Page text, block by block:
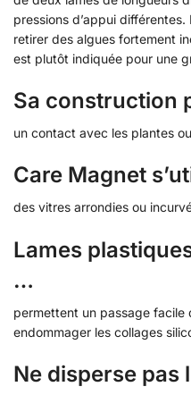
pressions d’appui
retirer des algues fortement
est plutôt indiquée pour une
Sa construction
un contact avec les plantes
Care Magnet
des vitres arrondies ou
Lames
…
permettent un passage facile
endommager les collages
Ne disperse pas